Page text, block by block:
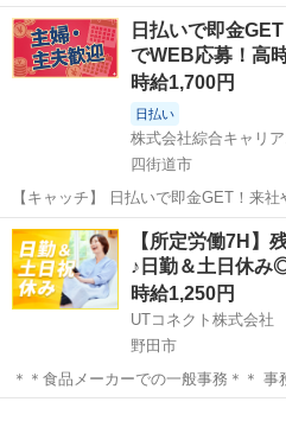
募！高時給1570円！「業務用冷蔵庫に
ッフさん中心に大活躍中！ 【コメント】 ＼★☆大人気のオフィスワー
ク案件多数☆★／ ...
千葉 船橋市 電話対応
日払いで即金
でWEB応募！高
時給1,700円
日払い
株式会社綜合キャリ
四街道市
【キャッチ】 日払いで即金GET！来
募！高時給1700円！「配送状況の管理
心に大活躍中！ 【コメント】 《未経験から就業可能なオフィスワーク
☆》 「未経験からだ...
千葉 四街道市 その他
【所定労働7H】
♪日勤＆土日休
時給1,250円
UTコネクト株式会社
野田市
＊＊食品メーカーでの一般事務＊＊ 事務経験やPCスキルを生かして新
しい職場にチャレンジしませんか！ コ